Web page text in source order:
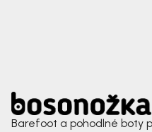
Barefoot a pohodlné boty